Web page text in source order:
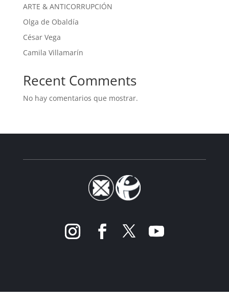
ARTE & ANTICORRUPCIÓN
Olga de Obaldía
César Vega
Camila Villamarín
Recent Comments
No hay comentarios que mostrar.